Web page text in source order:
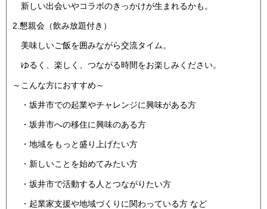
新しい出会いやコラボのきっかけが生まれるかも。
2.懇親会（飲み放題付き）
美味しいご飯を囲みながら交流タイム。
ゆるく、楽しく、つながる時間をお楽しみください。
～こんな方におすすめ～
・坂井市での起業やチャレンジに興味がある方
・坂井市への移住に興味のある方
・地域をもっと盛り上げたい方
・新しいことを始めてみたい方
・坂井市で活動する人とつながりたい方
・起業家支援や地域づくりに関わっている方 など